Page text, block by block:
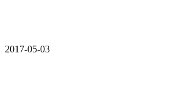
2017-05-03